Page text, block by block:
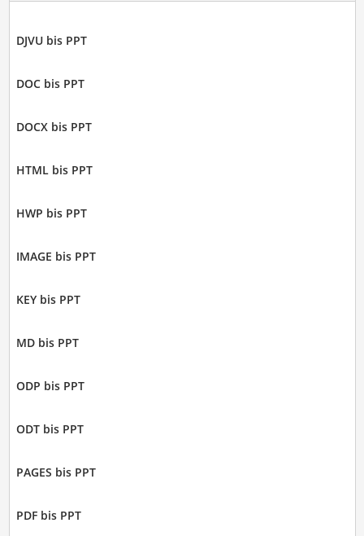
DJVU bis PPT
DOC bis PPT
DOCX bis PPT
HTML bis PPT
HWP bis PPT
IMAGE bis PPT
KEY bis PPT
MD bis PPT
ODP bis PPT
ODT bis PPT
PAGES bis PPT
PDF bis PPT